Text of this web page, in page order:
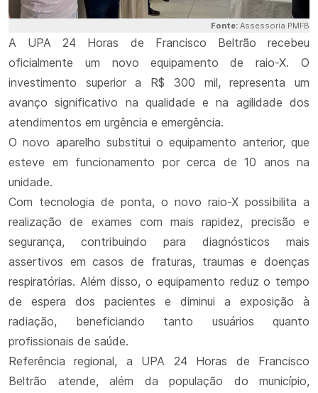
Fonte: Assessoria PMFB
A UPA 24 Horas de Francisco Beltrão recebeu
oficialmente um novo equipamento de raio-X. O
investimento superior a R$ 300 mil, representa um
avanço significativo na qualidade e na agilidade dos
atendimentos em urgência e emergência.
O novo aparelho substitui o equipamento anterior, que
esteve em funcionamento por cerca de 10 anos na
unidade.
Com tecnologia de ponta, o novo raio-X possibilita a
realização de exames com mais rapidez, precisão e
segurança, contribuindo para diagnósticos mais
assertivos em casos de fraturas, traumas e doenças
respiratórias. Além disso, o equipamento reduz o tempo
de espera dos pacientes e diminui a exposição à
radiação, beneficiando tanto usuários quanto
profissionais de saúde.
Referência regional, a UPA 24 Horas de Francisco
Beltrão atende, além da população do município,